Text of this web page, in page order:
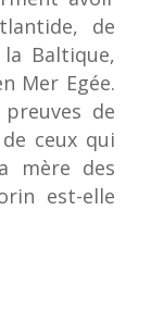
de
Baltique,
Mer Egée.
de
ceux qui
mère des
est-elle